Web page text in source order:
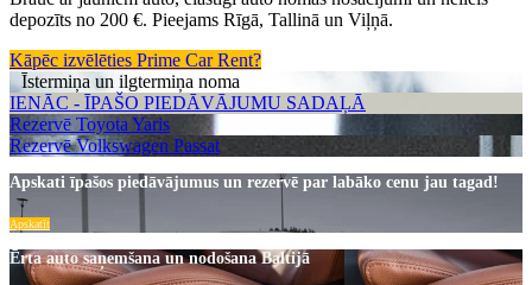
depozīts no 200 €. Pieejams Rīgā, Tallinā un Viļņā.
Kāpēc izvēlēties Prime Car Rent?
Īstermiņa un ilgtermiņa noma
IENĀC - ĪPAŠO PIEDĀVĀJUMU SADAĻĀ
Rezervē Toyota Yaris
Rezervē Volkswagen Passat
Apskati īpašos piedāvājumus un rezervē par labāko cenu jau tagad!
Apskatīt
Ērta auto saņemšana un nodošana Baltijā